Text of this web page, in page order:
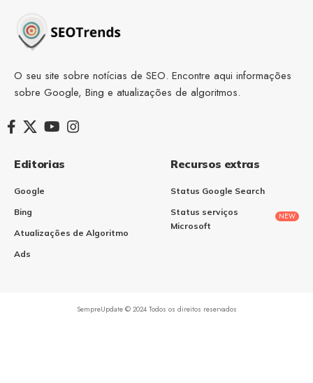
O seu site sobre notícias de SEO. Encontre aqui informações
sobre Google, Bing e atualizações de algoritmos.
Editorias
Google
Bing
Atualizações de Algoritmo
Ads
Recursos extras
Status Google Search
Status serviços
Microsoft
NEW
SempreUpdate © 2024 Todos os direitos reservados